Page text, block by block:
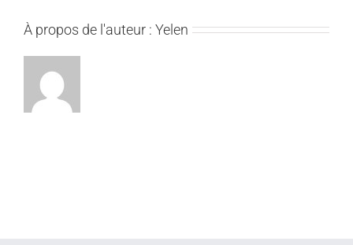
À propos de l'auteur : Yelen